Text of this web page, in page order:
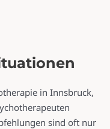
in Innsbruck,
sind oft nur